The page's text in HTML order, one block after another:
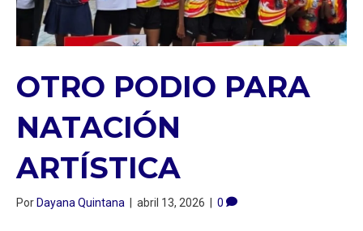
OTRO PODIO PARA
NATACIÓN
ARTÍSTICA
Por Dayana Quintana abril 13, 2026 0